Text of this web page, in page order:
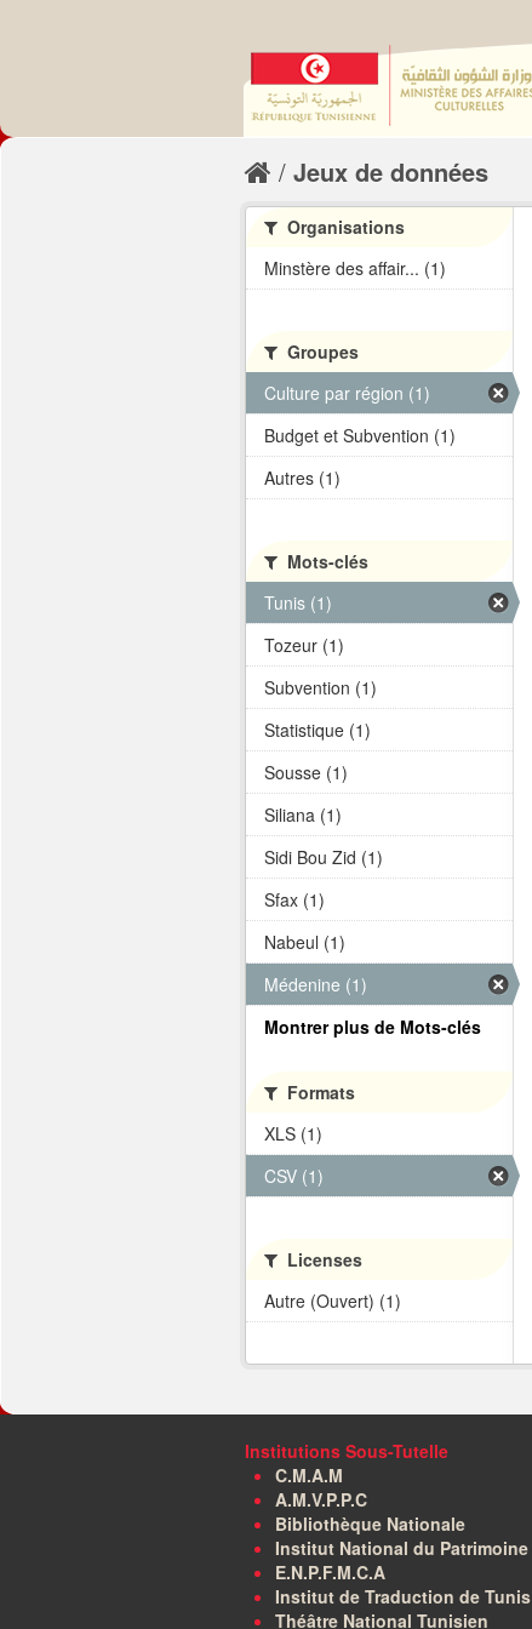
Jeux de données
Organisations
Minstère des affair... (1)
Groupes
Culture par région (1)
Budget et Subvention (1)
Autres (1)
Mots-clés
Tunis (1)
Tozeur (1)
Subvention (1)
Statistique (1)
Sousse (1)
Siliana (1)
Sidi Bou Zid (1)
Sfax (1)
Nabeul (1)
Médenine (1)
Montrer plus de Mots-clés
Formats
XLS (1)
CSV (1)
Licenses
Autre (Ouvert) (1)
Institutions Sous-Tutelle
C.M.A.M
A.M.V.P.P.C
Bibliothèque Nationale
Institut National du Patrimoine
E.N.P.F.M.C.A
Institut de Traduction de Tunis
Théâtre National Tunisien